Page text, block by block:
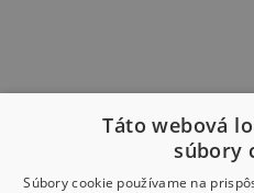
Táto webová
súbory
Súbory cookie používame na